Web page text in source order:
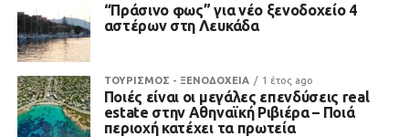
“Πράσινο φως” για νέο ξενοδοχείο 4
αστέρων στη Λευκάδα
ΤΟΥΡΙΣΜΟΣ - ΞΕΝΟΔΟΧΕΙΑ 1 έτος ago
Ποιές είναι οι μεγάλες επενδύσεις real
estate στην Αθηναϊκή Ριβιέρα – Ποιά
περιοχή κατέχει τα πρωτεία